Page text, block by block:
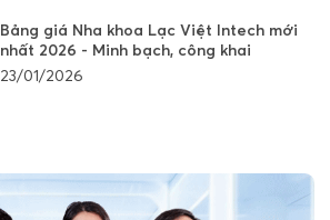
Bảng giá Nha khoa Lạc Việt Intech mới
nhất 2026 - Minh bạch, công khai
23/01/2026